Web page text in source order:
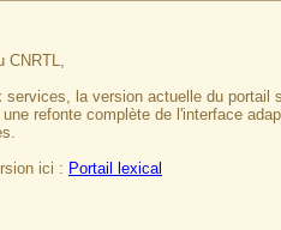
CNRTL,
la version actuelle du portail
refonte complète de l'interface
ici : Portail lexical